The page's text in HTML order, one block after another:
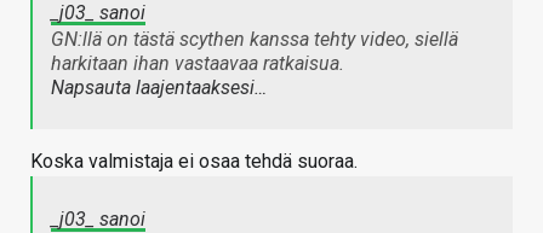
_j03_ sanoi
GN:llä on tästä scythen kanssa tehty video, siellä
harkitaan ihan vastaavaa ratkaisua.
Napsauta laajentaaksesi…
Koska valmistaja ei osaa tehdä suoraa.
_j03_ sanoi